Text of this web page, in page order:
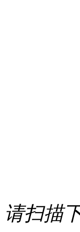
扫描